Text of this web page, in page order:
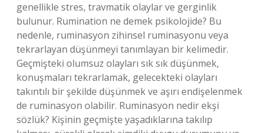
genellikle stres, travmatik olaylar ve gerginlik
bulunur. Rumination ne demek psikolojide? Bu
nedenle, ruminasyon zihinsel ruminasyonu veya
tekrarlayan düşünmeyi tanımlayan bir kelimedir.
Geçmişteki olumsuz olayları sık sık düşünmek,
konuşmaları tekrarlamak, gelecekteki olayları
takıntılı bir şekilde düşünmek ve aşırı endişelenmek
de ruminasyon olabilir. Ruminasyon nedir ekşi
sözlük? Kişinin geçmişte yaşadıklarına takılıp